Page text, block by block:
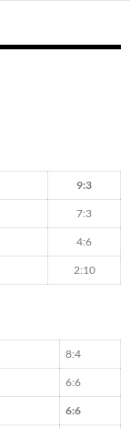
9:3
7:3
4:6
2:10
8:4
6:6
6:6